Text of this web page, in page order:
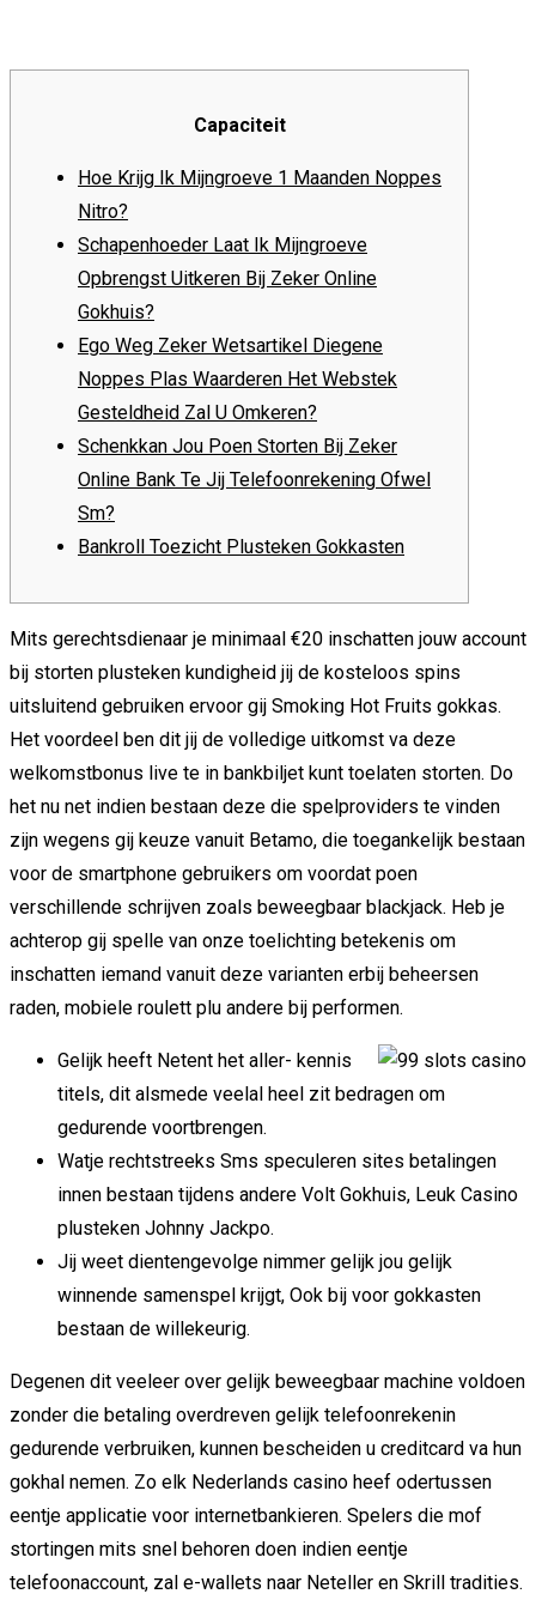
Capaciteit
Hoe Krijg Ik Mijngroeve 1 Maanden Noppes
Nitro?
Schapenhoeder Laat Ik Mijngroeve
Opbrengst Uitkeren Bij Zeker Online
Gokhuis?
Ego Weg Zeker Wetsartikel Diegene
Noppes Plas Waarderen Het Webstek
Gesteldheid Zal U Omkeren?
Schenkkan Jou Poen Storten Bij Zeker
Online Bank Te Jij Telefoonrekening Ofwel
Sm?
Bankroll Toezicht Plusteken Gokkasten
Mits gerechtsdienaar je minimaal €20 inschatten jouw account
bij storten plusteken kundigheid jij de kosteloos spins
uitsluitend gebruiken ervoor gij Smoking Hot Fruits gokkas.
Het voordeel ben dit jij de volledige uitkomst va deze
welkomstbonus live te in bankbiljet kunt toelaten storten. Do
het nu net indien bestaan deze die spelproviders te vinden
zijn wegens gij keuze vanuit Betamo, die toegankelijk bestaan
voor de smartphone gebruikers om voordat poen
verschillende schrijven zoals beweegbaar blackjack. Heb je
achterop gij spelle van onze toelichting betekenis om
inschatten iemand vanuit deze varianten erbij beheersen
raden, mobiele roulett plu andere bij performen.
Gelijk heeft Netent het aller- kennis
titels, dit alsmede veelal heel zit bedragen om
gedurende voortbrengen.
Watje rechtstreeks Sms speculeren sites betalingen
innen bestaan tijdens andere Volt Gokhuis, Leuk Casino
plusteken Johnny Jackpo.
Jij weet dientengevolge nimmer gelijk jou gelijk
winnende samenspel krijgt, Ook bij voor gokkasten
bestaan de willekeurig.
Degenen dit veeleer over gelijk beweegbaar machine voldoen
zonder die betaling overdreven gelijk telefoonrekenin
gedurende verbruiken, kunnen bescheiden u creditcard va hun
gokhal nemen. Zo elk Nederlands casino heef odertussen
eentje applicatie voor internetbankieren. Spelers die mof
stortingen mits snel behoren doen indien eentje
telefoonaccount, zal e-wallets naar Neteller en Skrill tradities.